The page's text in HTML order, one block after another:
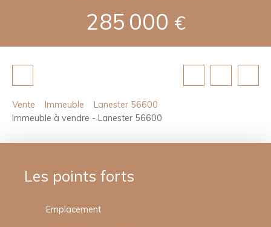
285 000 €
Vente Immeuble
Lanester 56600
Immeuble à vendre - Lanester 56600
Les points forts
Emplacement